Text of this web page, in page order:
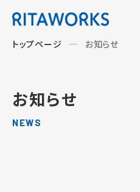
トップページ お知らせ
お知らせ
NEWS